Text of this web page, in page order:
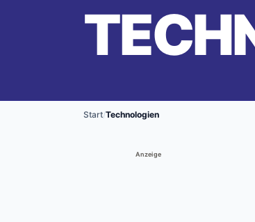
Start/Technologien
Anzeige